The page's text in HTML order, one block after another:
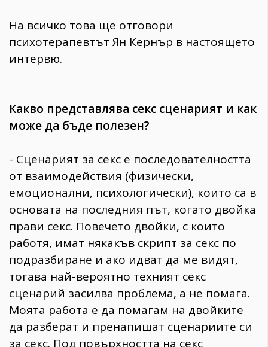
На всичко това ще отговори
психотерапевтът Ян Кернър в настоящето
интервю.
Какво представлява секс сценарият и как
може да бъде полезен?
- Сценарият за секс е последователността
от взаимодействия (физически,
емоционални, психологически), които са в
основата на последния път, когато двойка
прави секс. Повечето двойки, с които
работя, имат някакъв скрипт за секс по
подразбиране и ако идват да ме видят,
тогава най-вероятно техният секс
сценарий засилва проблема, а не помага.
Моята работа е да помагам на двойките
да разберат и пренапишат сценариите си
за секс. Под повърхността на секс